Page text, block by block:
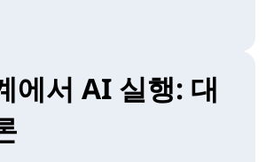
에서 AI 실행: 대